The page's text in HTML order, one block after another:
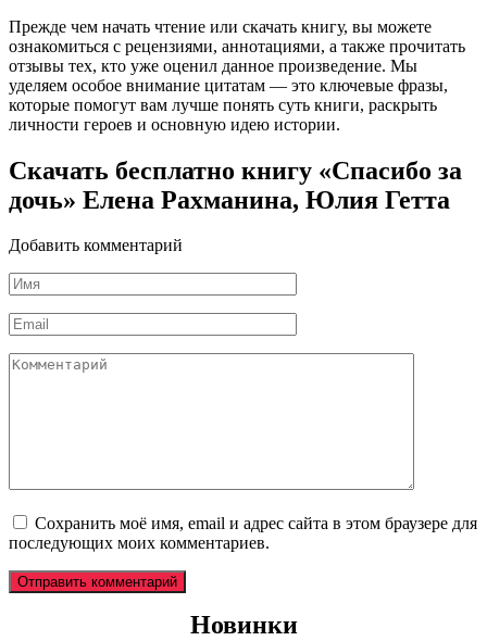
Прежде чем начать чтение или скачать книгу, вы можете
ознакомиться с рецензиями, аннотациями, а также прочитать
отзывы тех, кто уже оценил данное произведение. Мы
уделяем особое внимание цитатам — это ключевые фразы,
которые помогут вам лучше понять суть книги, раскрыть
личности героев и основную идею истории.
Скачать бесплатно книгу «Спасибо за
дочь» Елена Рахманина, Юлия Гетта
Добавить комментарий
Имя
*
Email
*
Комментарий
Сохранить моё имя, email и адрес сайта в этом браузере для
последующих моих комментариев.
Новинки